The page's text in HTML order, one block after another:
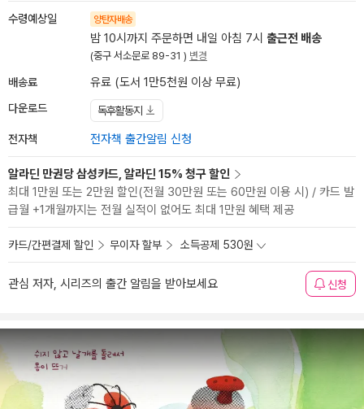
수령예상일 양탄자배송
밤 10시까지 주문하면 내일 아침 7시 출근전 배송
(중구 서소문로 89-31 ) 변경
배송료 유료 (도서 1만5천원 이상 무료)
다운로드 독후활동지
전자책 전자책 출간알림 신청
알라딘 만권당 삼성카드, 알라딘 15% 청구 할인
최대 1만원 또는 2만원 할인(전월 30만원 또는 60만원 이용 시) / 카드 발
급월 +1개월까지는 전월 실적이 없어도 최대 1만원 혜택 제공
카드/간편결제 할인 무이자 할부 소득공제 530원
관심 저자, 시리즈의 출간 알림을 받아보세요 신청